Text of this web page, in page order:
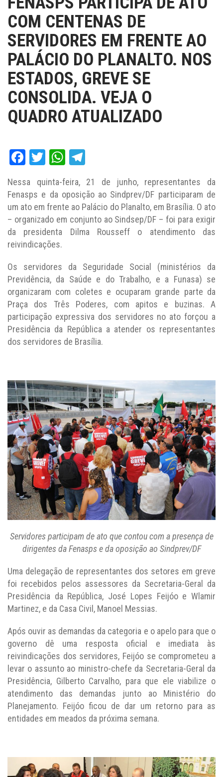
COM CENTENAS DE
SERVIDORES EM FRENTE AO
PALÁCIO DO PLANALTO. NOS
ESTADOS, GREVE SE
CONSOLIDA. VEJA O
QUADRO ATUALIZADO
Facebook
TwitterWhatsApp
Nessa quinta-feira, 21 de junho, representantes da
Fenasps e da oposição ao Sindprev/DF participaram de
um ato em frente ao Palácio do Planalto, em Brasília. O ato
– organizado em conjunto ao Sindsep/DF – foi para exigir
da presidenta Dilma Rousseff o atendimento das
reivindicações.
Os servidores da Seguridade Social (ministérios da
Previdência, da Saúde e do Trabalho, e a Funasa) se
organizaram com coletes e ocuparam grande parte da
Praça dos Três Poderes, com apitos e buzinas. A
participação expressiva dos servidores no ato forçou a
Presidência da República a atender os representantes
dos servidores de Brasília.
Servidores participam de ato que contou com a presença de
dirigentes da Fenasps e da oposição ao Sindprev/DF
Uma delegação de representantes dos setores em greve
foi recebidos pelos assessores da Secretaria-Geral da
Presidência da República, José Lopes Feijóo e Wlamir
Martinez, e da Casa Civil, Manoel Messias.
Após ouvir as demandas da categoria e o apelo para que o
governo dê uma resposta oficial e imediata às
reivindicações dos servidores, Feijóo se comprometeu a
levar o assunto ao ministro-chefe da Secretaria-Geral da
Presidência, Gilberto Carvalho, para que ele viabilize o
atendimento das demandas junto ao Ministério do
Planejamento. Feijóo ficou de dar um retorno para as
entidades em meados da próxima semana.